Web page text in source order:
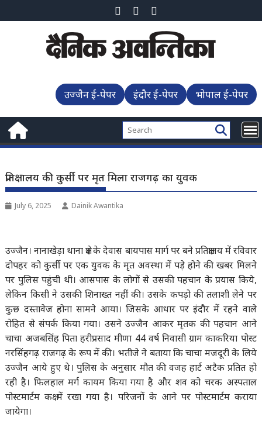
to
उज्जैन ई-पेपर इंदौर ई-पेपर भोपाल ई-पेपर
प्रतिक्षालय की कुर्सी पर मृत मिला राजगढ़ का युवक
July 6, 2025 Dainik Awantika
उज्जैन। नानाखेड़ा थाना क्षेत्र के देवास बायपास मार्ग पर बने प्रतिक्षालय में रविवार
दोपहर को कुर्सी पर एक युवक के मृत अवस्था में पड़े होने की खबर मिलने
पर पुलिस पहुंची थी। आसपास के लोगों से उसकी पहचान के प्रयास किये,
लेकिन किसी ने उसकी शिनाख्त नहीं की। उसके कपड़ो की तलाशी लेने पर
कुछ दस्तावेज होना सामने आया। जिसके आधार पर इंदौर में रहने वाले
रोहित से संपर्क किया गया। उसने उज्जैन आकर मृतक की पहचान आने
चाचा अजबसिंह पिता हरीप्रसाद मीणा 44 वर्ष निवासी ग्राम काकरिया पोस्ट
नरसिंहगढ़ राजगढ़ के रूप में की। भतीजे ने बताया कि चाचा मजदूरी के लिये
उज्जैन आये हुए थे। पुलिस के अनुसार मौत की वजह हार्ट अटैक प्रतित हो
रही है। फिलहाल मर्ग कायम किया गया है और शव को चरक अस्पताल
पोस्टमार्टम कक्ष में रखा गया है। परिजनों के आने पर पोस्टमार्टम कराया
जायेगा।